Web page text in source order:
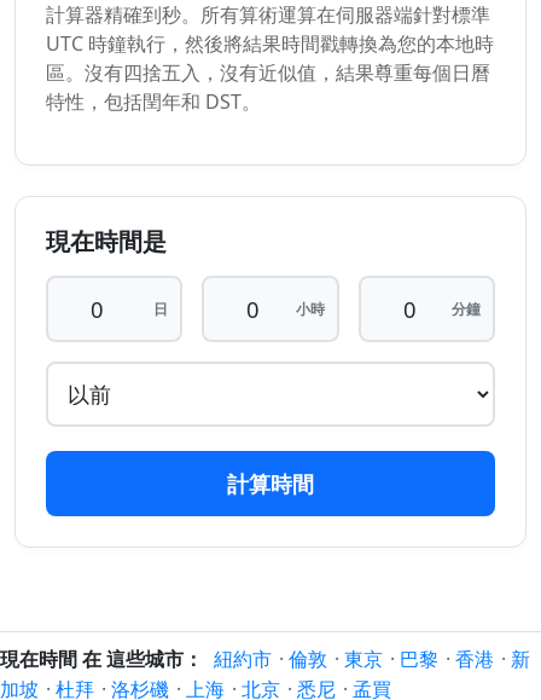
計算器精確到秒。所有算術運算在伺服器端針對標準
UTC 時鐘執行，然後將結果時間戳轉換為您的本地時
區。沒有四捨五入，沒有近似值，結果尊重每個日曆
特性，包括閏年和 DST。
現在時間是
日 小時 分鐘
計算時間
現在時間 在 這些城市： 紐約市 · 倫敦 · 東京 · 巴黎 · 香港 · 新
加坡 · 杜拜 · 洛杉磯 · 上海 · 北京 · 悉尼 · 孟買